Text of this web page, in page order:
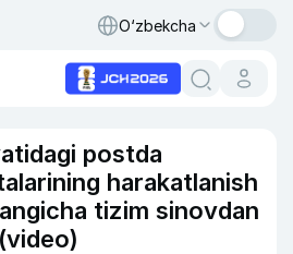
O‘zbekcha
postda
harakatlanish
tizim sinovdan